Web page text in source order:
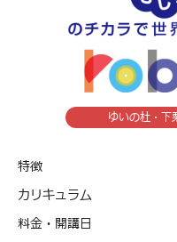
ゆいの杜・下
特徴
カリキュラム
料金・開講日